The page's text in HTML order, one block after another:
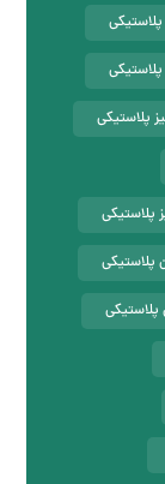
پلاستیکی
پلاستیکی